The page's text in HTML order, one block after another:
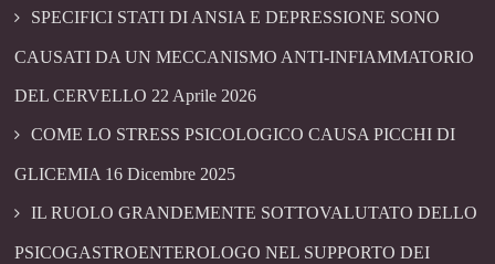
SPECIFICI STATI DI ANSIA E DEPRESSIONE SONO
CAUSATI DA UN MECCANISMO ANTI-INFIAMMATORIO
DEL CERVELLO 22 Aprile 2026
COME LO STRESS PSICOLOGICO CAUSA PICCHI DI
GLICEMIA 16 Dicembre 2025
IL RUOLO GRANDEMENTE SOTTOVALUTATO DELLO
PSICOGASTROENTEROLOGO NEL SUPPORTO DEI